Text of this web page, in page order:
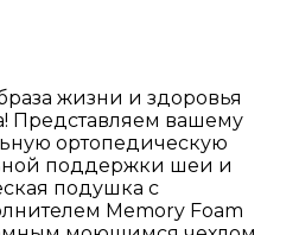
жизни и здоровья
Представляем вашему
ортопедическую
поддержки шеи и
подушка с
Memory Foam